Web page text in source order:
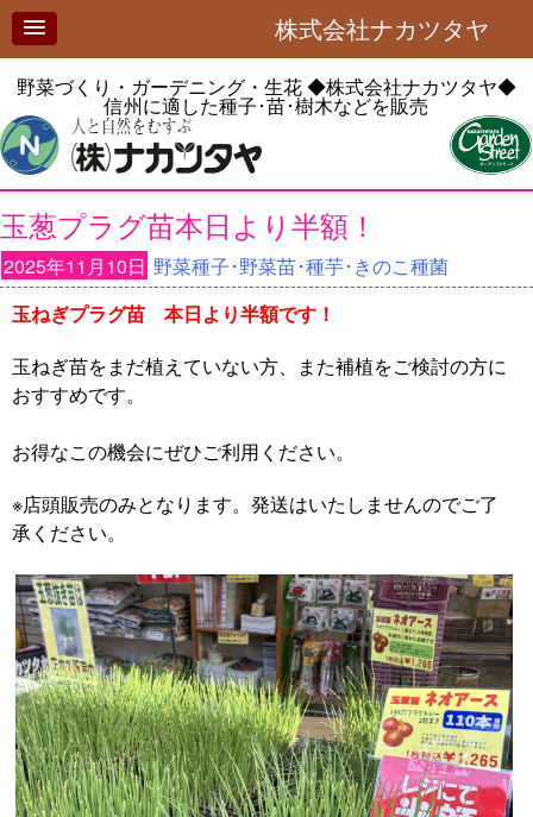
株式会社ナカツタヤ
野菜づくり・ガーデニング・生花◆株式会社ナカツタヤ◆
信州に適した種子･苗･樹木などを販売
玉葱プラグ苗本日より半額！
2025年11月10日 野菜種子･野菜苗･種芋･きのこ種菌
玉ねぎプラグ苗 本日より半額です！
玉ねぎ苗をまだ植えていない方、また補植をご検討の方に
おすすめです。
お得なこの機会にぜひご利用ください。
※店頭販売のみとなります。発送はいたしませんのでご了
承ください。